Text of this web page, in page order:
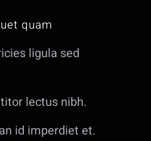
quam
ligula sed
lectus nibh.
id imperdiet et.